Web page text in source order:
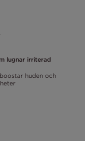
lugnar irriterad
huden och